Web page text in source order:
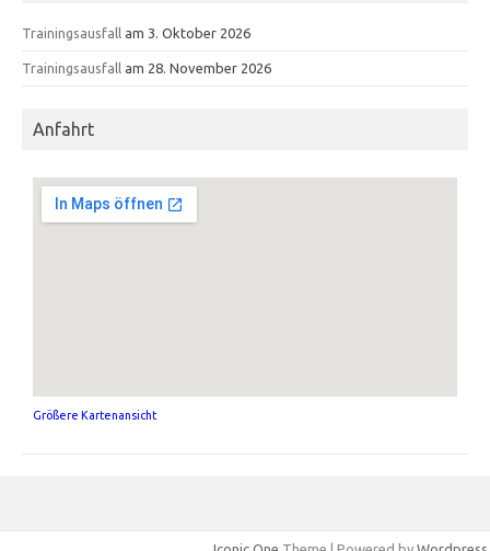
Trainingsausfall am 3. Oktober 2026
Trainingsausfall am 28. November 2026
Anfahrt
Größere Kartenansicht